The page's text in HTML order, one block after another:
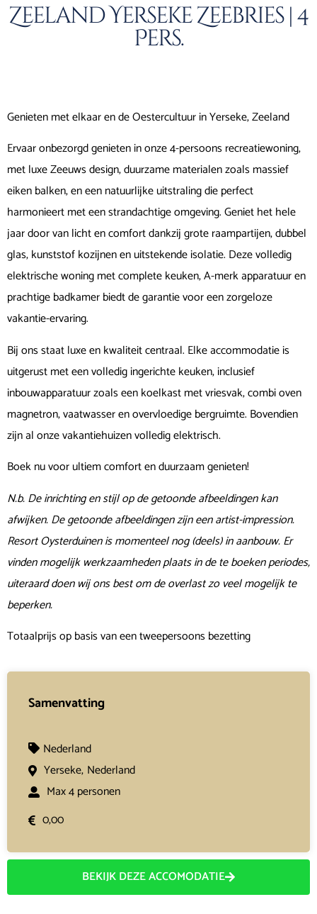
Zeeland Yerseke Zeebries | 4
Pers.
Genieten met elkaar en de Oestercultuur in Yerseke, Zeeland
Ervaar onbezorgd genieten in onze 4-persoons recreatiewoning,
met luxe Zeeuws design, duurzame materialen zoals massief
eiken balken, en een natuurlijke uitstraling die perfect
harmonieert met een strandachtige omgeving. Geniet het hele
jaar door van licht en comfort dankzij grote raampartijen, dubbel
glas, kunststof kozijnen en uitstekende isolatie. Deze volledig
elektrische woning met complete keuken, A-merk apparatuur en
prachtige badkamer biedt de garantie voor een zorgeloze
vakantie-ervaring.
Bij ons staat luxe en kwaliteit centraal. Elke accommodatie is
uitgerust met een volledig ingerichte keuken, inclusief
inbouwapparatuur zoals een koelkast met vriesvak, combi oven
magnetron, vaatwasser en overvloedige bergruimte. Bovendien
zijn al onze vakantiehuizen volledig elektrisch.
Boek nu voor ultiem comfort en duurzaam genieten!
N.b. De inrichting en stijl op de getoonde afbeeldingen kan
afwijken. De getoonde afbeeldingen zijn een artist-impression.
Resort Oysterduinen is momenteel nog (deels) in aanbouw. Er
vinden mogelijk werkzaamheden plaats in de te boeken periodes,
uiteraard doen wij ons best om de overlast zo veel mogelijk te
beperken.
Totaalprijs op basis van een tweepersoons bezetting
Samenvatting
Nederland
Yerseke, Nederland
Max 4 personen
0,00
BEKIJK DEZE ACCOMODATIE